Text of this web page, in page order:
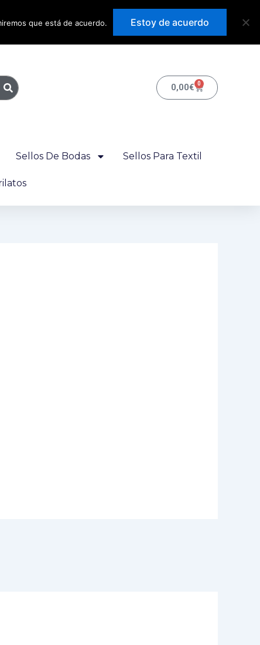
incluido
0,00€ 0
Carrito
Sellos De Bodas Sellos Para Textil
que está de acuerdo. Estoy de acuerdo